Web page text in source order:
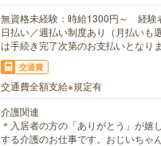
無資格未経験：時給1300円～ 経
日払い／週払い制度あり（月払いも
は手続き完了次第のお支払いとなりま
交通費
交通費全額支給※規定有
介護関連
＊入居者の方の「ありがとう」が嬉
する介護のお仕事です。おじいちゃ